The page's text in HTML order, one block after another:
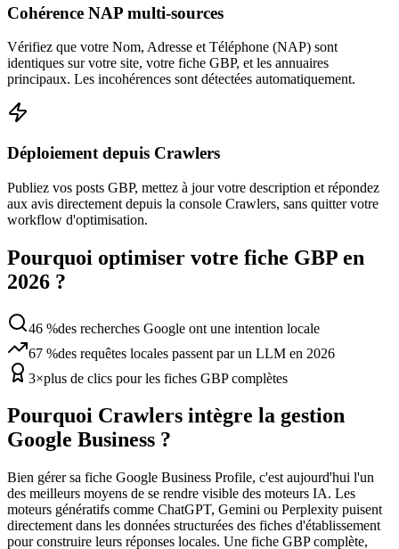
Cohérence NAP multi-sources
Vérifiez que votre Nom, Adresse et Téléphone (NAP) sont
identiques sur votre site, votre fiche GBP, et les annuaires
principaux. Les incohérences sont détectées automatiquement.
Déploiement depuis Crawlers
Publiez vos posts GBP, mettez à jour votre description et répondez
aux avis directement depuis la console Crawlers, sans quitter votre
workflow d'optimisation.
Pourquoi optimiser votre fiche GBP en
2026 ?
46 %des recherches Google ont une intention locale
67 %des requêtes locales passent par un LLM en 2026
3×plus de clics pour les fiches GBP complètes
Pourquoi Crawlers intègre la gestion
Google Business ?
Bien gérer sa fiche Google Business Profile, c'est aujourd'hui l'un
des meilleurs moyens de se rendre visible des moteurs IA. Les
moteurs génératifs comme ChatGPT, Gemini ou Perplexity puisent
directement dans les données structurées des fiches d'établissement
pour construire leurs réponses locales. Une fiche GBP complète,